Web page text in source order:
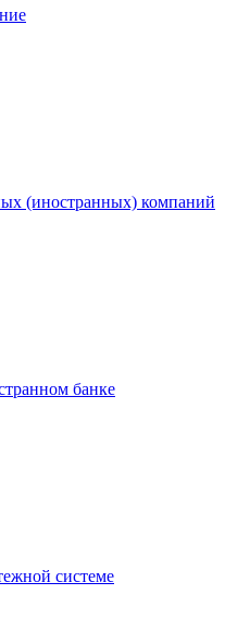
(иностранных) компаний
банке
системе